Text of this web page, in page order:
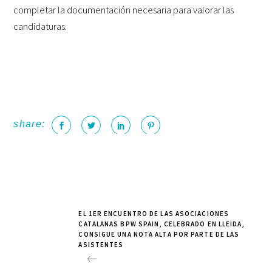
completar la documentación necesaria para valorar las
candidaturas.
share:
EL 1ER ENCUENTRO DE LAS ASOCIACIONES
CATALANAS BPW SPAIN, CELEBRADO EN LLEIDA,
CONSIGUE UNA NOTA ALTA POR PARTE DE LAS
ASISTENTES